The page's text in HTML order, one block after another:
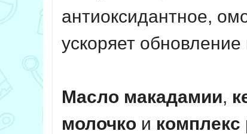
антиоксидантное,
ускоряет обновление
Масло макадамии,
молочко и комплекс